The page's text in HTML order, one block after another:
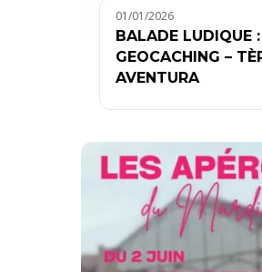
01/01/2026
BALADE LUDIQUE :
GEOCACHING –
AVENTURA